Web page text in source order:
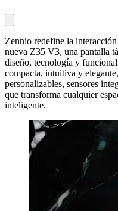
Zennio redefine la
nueva Z35 V3, una pantalla
diseño, tecnología y
compacta, intuitiva y
personalizables, sensores
que transforma cualquier
inteligente.